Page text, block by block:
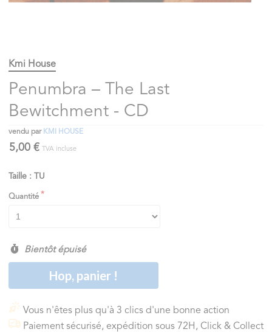
Kmi House
Penumbra – The Last
Bewitchment - CD
vendu par KMI HOUSE
5,00 € TVA incluse
Taille : TU
Quantité
Bientôt épuisé
Hop, panier !
Vous n'êtes plus qu'à 3 clics d'une bonne action
Paiement sécurisé, expédition sous 72H, Click & Collect